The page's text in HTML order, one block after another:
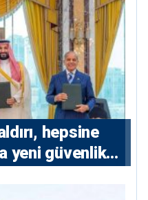
hepsine
yeni güvenlik